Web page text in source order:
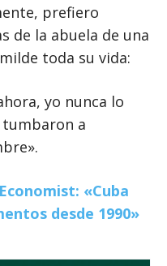
prefiero
de la abuela de una
toda su vida:
yo nunca lo
tumbaron a
«Cuba
desde 1990»